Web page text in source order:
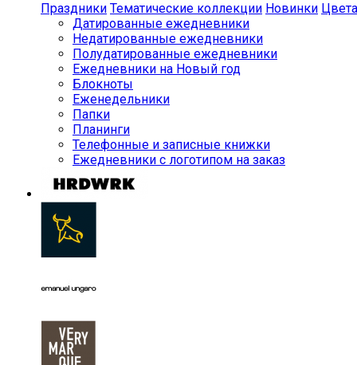
Праздники Тематические коллекции Новинки Цвета
Датированные ежедневники
Недатированные ежедневники
Полудатированные ежедневники
Ежедневники на Новый год
Блокноты
Еженедельники
Папки
Планинги
Телефонные и записные книжки
Ежедневники с логотипом на заказ